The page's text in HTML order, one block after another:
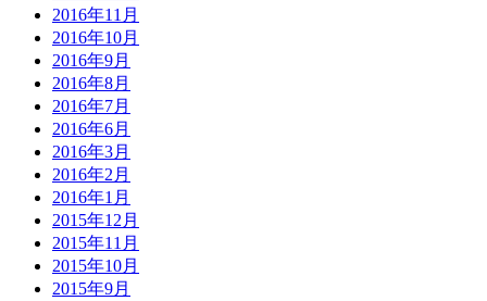
2016年11月
2016年10月
2016年9月
2016年8月
2016年7月
2016年6月
2016年3月
2016年2月
2016年1月
2015年12月
2015年11月
2015年10月
2015年9月